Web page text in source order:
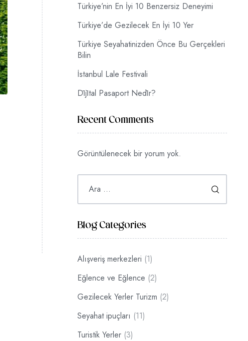
Türkiye’nin En İyi 10 Benzersiz Deneyimi
Türkiye’de Gezilecek En İyi 10 Yer
Türkiye Seyahatinizden Önce Bu Gerçekleri
Bilin
İstanbul Lale Festivali
Di̇ji̇tal Pasaport Nedi̇r?
Recent Comments
Görüntülenecek bir yorum yok.
Blog Categories
Alışveriş merkezleri (1)
Eğlence ve Eğlence (2)
Gezilecek Yerler Turizm (2)
Seyahat ipuçları (11)
Turistik Yerler (3)